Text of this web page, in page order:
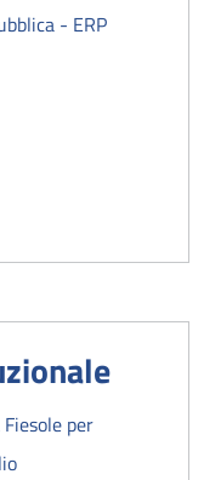
- ERP
successiva
per